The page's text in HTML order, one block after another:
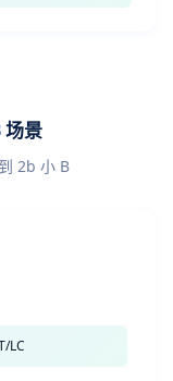
场景
2b 小 B
LC